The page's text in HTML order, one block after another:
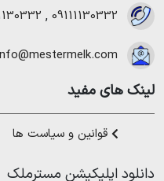
ویلا در شمال،خرید ویلا در نور
هموطنان عزیز خدمت کنیم.
09111130332
,
لینک های مفید
قوانین و سیاست ها
دانلود اپلیکیشن مستر‌ملک